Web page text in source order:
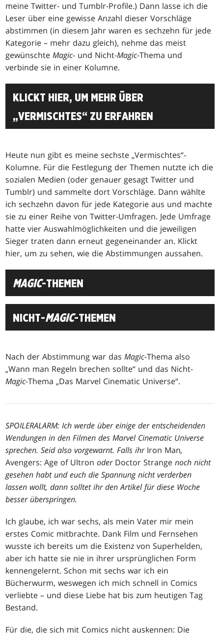
meine Twitter- und Tumblr-Profile.) Dann lasse ich die
Leser über eine gewisse Anzahl dieser Vorschläge
abstimmen (in diesem Jahr waren es sechzehn für jede
Kategorie – mehr dazu gleich), nehme das meist
gewünschteMagic- und Nicht-Magic-Thema und
verbinde sie in einer Kolumne.
KLICKT HIER, UM MEHR ÜBER
„VERMISCHTES“ ZU ERFAHREN
Heute nun gibt es meine sechste „Vermischtes“-
Kolumne. Für die Festlegung der Themen nutzte ich die
sozialen Medien (oder genauer gesagt Twitter und
Tumblr) und sammelte dort Vorschläge. Dann wählte
ich sechzehn davon für jede Kategorie aus und machte
sie zu einer Reihe von Twitter-Umfragen. Jede Umfrage
hatte vier Auswahlmöglichkeiten und die jeweiligen
Sieger traten dann erneut gegeneinander an. Klickt
hier, um zu sehen, wie die Abstimmungen aussahen.
MAGIC-THEMEN
NICHT-MAGIC-THEMEN
Nach der Abstimmung war dasMagic-Thema also
„Wann man Regeln brechen sollte“ und das Nicht-
Magic-Thema „Das Marvel Cinematic Universe“.
SPOILERALARM: Ich werde über einige der entscheidenden
Wendungen in den Filmen des Marvel Cinematic Universe
sprechen. Seid also vorgewarnt. Falls ihr Iron Man,
Avengers: Age of Ultron oder Doctor Strange noch nicht
gesehen habt und euch die Spannung nicht verderben
lassen wollt, dann solltet ihr den Artikel für diese Woche
besser überspringen.
Ich glaube, ich war sechs, als mein Vater mir mein
erstes Comic mitbrachte. Dank Film und Fernsehen
wusste ich bereits um die Existenz von Superhelden,
aber ich hatte sie nie in ihrer ursprünglichen Form
kennengelernt. Schon mit sechs war ich ein
Bücherwurm, weswegen ich mich schnell in Comics
verliebte – und diese Liebe hat bis zum heutigen Tag
Bestand.
Für die, die sich mit Comics nicht auskennen: Die